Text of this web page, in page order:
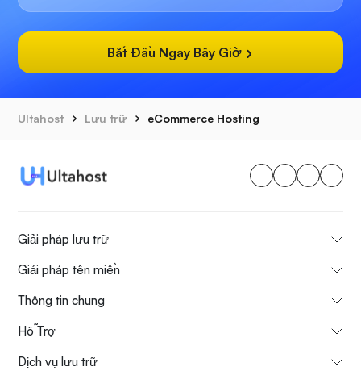
Bắt Đầu Ngay Bây Giờ
Ultahost Lưu trữ eCommerce Hosting
Giải pháp lưu trữ
Giải pháp tên miền
Thông tin chung
Hỗ Trợ
Dịch vụ lưu trữ